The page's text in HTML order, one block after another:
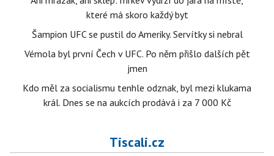
které má skoro každý byt
Šampion UFC se pustil do Ameriky. Servítky si nebral
Vémola byl první Čech v UFC. Po něm přišlo dalších pět
jmen
Kdo měl za socialismu tenhle odznak, byl mezi klukama
král. Dnes se na aukcích prodává i za 7 000 Kč
Tiscali.cz